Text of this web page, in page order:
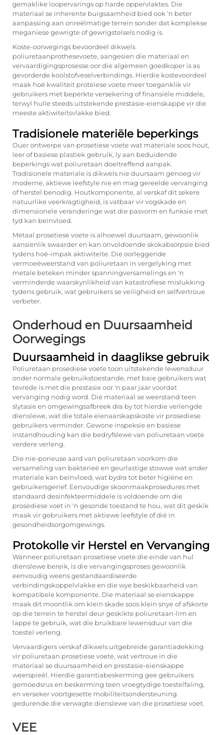
gemaklike loopervarings op harde oppervlaktes. Die
materiaal se inherente buigsaamheid bied ook 'n beter
aanpassing aan onreëlmatige terrein sonder dat komplekse
meganiese gewrigte of gewrigstelsels nodig is.
Koste-oorwegings bevoordeel dikwels
poliuretaanprothesevoete, aangesien die materiaal en
vervaardigingsprosesse oor die algemeen goedkoper is as
gevorderde koolstofveselverbindings. Hierdie kostevoordeel
maak hoë kwaliteit proteïese voete meer toeganklik vir
gebruikers met beperkte versekering of finansiële middele,
terwyl hulle steeds uitstekende prestasie-eienskappe vir die
meeste aktiwiteitsvlakke bied.
Tradisionele materiële beperkings
Ouer ontwerpe van prosetiese voete wat materiale soos hout,
leer of basiese plastiek gebruik, ly aan beduidende
beperkings wat poliuretaan doeltreffend aanpak.
Tradisionele materiale is dikwels nie duursaam genoeg vir
moderne, aktiewe leefstyle nie en mag gereelde vervanging
of herstel benodig. Houtkomponente, al verskaf dit sekere
natuurlike veerkragtigheid, is vatbaar vir vogskade en
dimensionele veranderinge wat die pasvorm en funksie met
tyd kan beïnvloed.
Metaal prosetiese voete is alhoewel duursaam, gewoonlik
aansienlik swaarder en kan onvoldoende skokabsorpsie bied
tydens hoë-impak aktiwiteite. Die oorleggende
vermoeëweerstand van poliuretaan in vergelyking met
metale beteken minder spanningversamelings en 'n
verminderde waarskynlikheid van katastrofiese mislukking
tydens gebruik, wat gebruikers se veiligheid en selfvertroue
verbeter.
Onderhoud en Duursaamheid
Oorwegings
Duursaamheid in daaglikse gebruik
Poliuretaan prosediese voete toon uitstekende lewensduur
onder normale gebruikstoestande, met baie gebruikers wat
tevrede is met die prestasie oor 'n paar jaar voordat
vervanging nodig word. Die materiaal se weerstand teen
slytasie en omgewingsafbreek dra by tot hierdie verlengde
dienslewe, wat die totale eienaarskapskoste vir prosediese
gebruikers verminder. Gewone inspeksie en basiese
instandhouding kan die bedryfslewe van poliuretaan voete
verdere verleng.
Die nie-porieuse aard van poliuretaan voorkom die
versameling van bakterieë en geurlastige stowwe wat ander
materiale kan beïnvloed, wat bydra tot beter higiëne en
gebruikersgerief. Eenvoudige skoonmaakprosedures met
standaard desinfekteermiddele is voldoende om die
prosediese voet in 'n gesonde toestand te hou, wat dit geskik
maak vir gebruikers met aktiewe leefstyle of dié in
gesondheidsorgomgewings.
Protokolle vir Herstel en Vervanging
Wanneer poliuretaan prosetiese voete die einde van hul
dienslewe bereik, is die vervangingsproses gewoonlik
eenvoudig weens gestandaardiseerde
verbindingskoppelvlakke en die wye beskikbaarheid van
kompatibele komponente. Die materiaal se eienskappe
maak dit moontlik om klein skade soos klein snye of afskorte
op die terrein te herstel deur geskikte poliuretaan-lim en
lappe te gebruik, wat die bruikbare lewensduur van die
toestel verleng.
Vervaardigers verskaf dikwels uitgebreide garantiadekking
vir poliuretaan prosetiese voete, wat vertroue in die
materiaal se duursaamheid en prestasie-eienskappe
weerspieël. Hierdie garantiabeskerming gee gebruikers
gemoedsrus en beskerming teen vroegtydige toestelfaling,
en verseker voortgesette mobiliteitsondersteuning
gedurende die verwagte dienslewe van die prosetiese voet.
VEE